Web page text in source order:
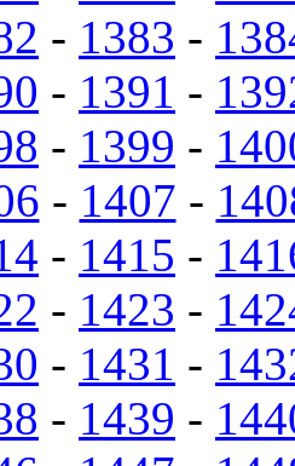
- 1383 -
- 1391 -
- 1399 -
- 1407 -
- 1415 -
- 1423 -
- 1431 -
- 1439 -